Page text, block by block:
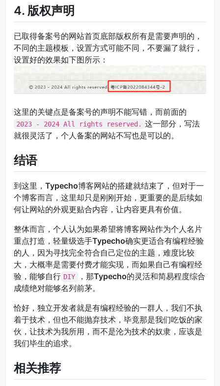
4. 版权声明
已取得备案号的网站首页底部版权所有是需要声明的，
不同的主题模板，设置方式可能不同，不要漏了就行，
设置好的效果如下图所示：
这里的关键点是备案号的声明不能写错，而前面的
2023 - 2024 All rights reserved. 这一部分，写法
就很灵活了，个人备案的网站不写也是可以的。
结语
到这里， Typecho博客网站的搭建就结束了，但对于一
个博客而言，这里却只是刚刚开始，更重要的是后续如
何让网站的外观更贴合内容，让内容更具有价值。
整体而言，个人认为如果希望将博客网站作为个人名片
重点打造，轻量级选手Typecho确实更适合有编程经验
的人，因为寻找完全符合自己定位的主题，难度比较
大，大概率是需要付费才能实现，而如果自己有编程经
验，能够自行 DIY ，那Typecho的灵活和简易程度综合
成绩绝对能够名列前茅。
恰好，独立开发者就是有编程经验的一群人，我们不执
着于技术，但也不能抛弃技术，毕竟那是我们吃饭的家
伙，让技术为我所用，而不是沦为技术的奴隶，应该是
我们毕生的追求。
相关推荐